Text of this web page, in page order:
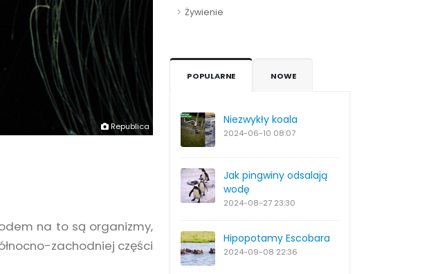
Żywienie
POPULARNE NOWE
Niezwykły koala
2024-06-10 08:07
Jak pingwiny odsalają
wodę
2024-08-27 23:30
Hipopotamy Escobara
2024-09-08 22:36
Republica
na to są organizmy,
zachodniej części